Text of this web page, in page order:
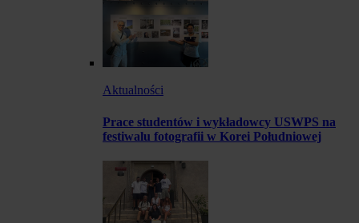
Aktualności
Prace studentów i wykładowcy USWPS na
festiwalu fotografii w Korei Południowej